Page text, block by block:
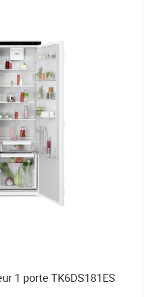
1 porte TK6DS181ES